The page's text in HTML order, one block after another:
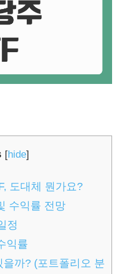
[hide]
도대체 뭔가요?
수익률 전망
정
익률
까? (포트폴리오 분